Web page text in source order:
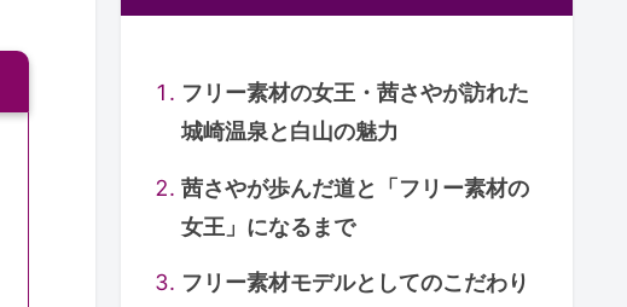
フリー素材の女王・茜さやが訪れた
城崎温泉と白山の魅力
茜さやが歩んだ道と「フリー素材の
女王」になるまで
フリー素材モデルとしてのこだわり